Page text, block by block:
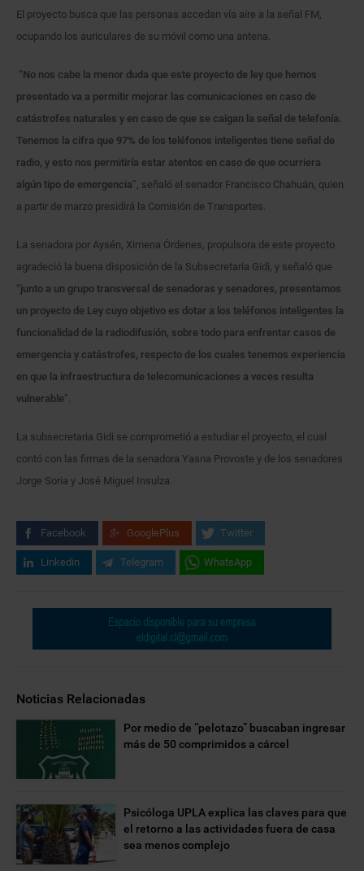
El proyecto busca que las personas accedan vía aire a la señal FM,
ocupando los auriculares de su móvil como una antena.
“No nos cabe la menor duda que este proyecto de ley que hemos
presentado va a permitir mejorar las comunicaciones en caso de
catástrofes naturales y en caso de que se caigan la señal de telefonía.
Tenemos la cifra que 97% de los teléfonos inteligentes tiene señal de
radio, y esto nos permitiría estar atentos en caso de que ocurriera
algún tipo de emergencia”, señaló el senador Francisco Chahuán, quien
a partir de marzo presidirá la Comisión de Transportes.
La senadora por Aysén, Ximena Órdenes, propulsora de este proyecto
agradeció la buena disposición de la Subsecretaria Gidi, y señaló que
“junto a un grupo transversal de senadoras y senadores, presentamos
un proyecto de Ley cuyo objetivo es dotar a los teléfonos inteligentes la
funcionalidad de la radiodifusión, sobre todo para enfrentar casos de
emergencia y catástrofes, respecto de los cuales tenemos experiencia
en que la infraestructura de telecomunicaciones a veces resulta
vulnerable”.
La subsecretaria Gidi se comprometió a estudiar el proyecto, el cual
contó con las firmas de la senadora Yasna Provoste y de los senadores
Jorge Soria y José Miguel Insulza.
Facebook GooglePlus Twitter
Linkedin Telegram WhatsApp
Noticias Relacionadas
Por medio de “pelotazo” buscaban ingresar
más de 50 comprimidos a cárcel
Psicóloga UPLA explica las claves para que
el retorno a las actividades fuera de casa
sea menos complejo